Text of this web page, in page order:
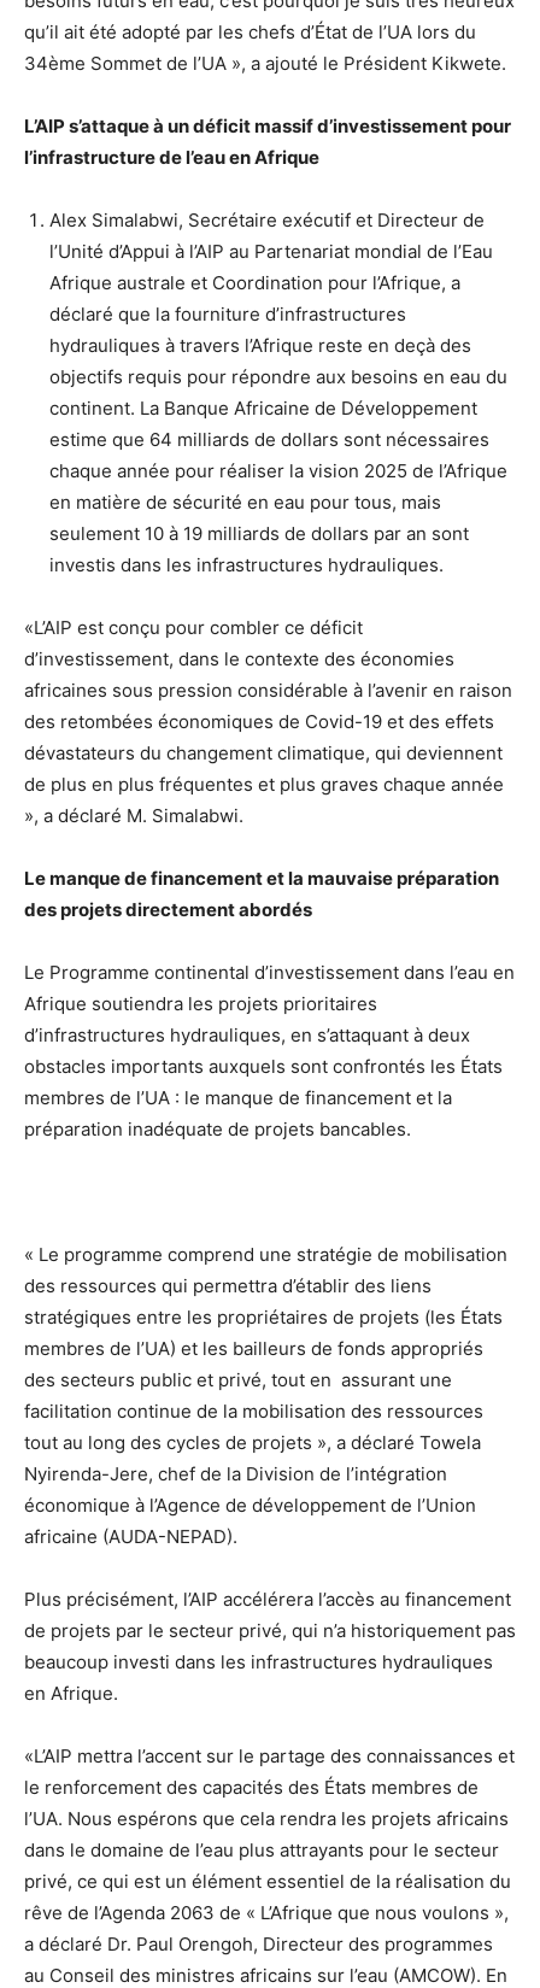
qu’il ait été adopté par les chefs d’État de l’UA lors du
34ème Sommet de l’UA », a ajouté le Président Kikwete.
L’AIP s’attaque à un déficit massif d’investissement pour
l’infrastructure de l’eau en Afrique
Alex Simalabwi, Secrétaire exécutif et Directeur de
l’Unité d’Appui à l’AIP au Partenariat mondial de l’Eau
Afrique australe et Coordination pour l’Afrique, a
déclaré que la fourniture d’infrastructures
hydrauliques à travers l’Afrique reste en deçà des
objectifs requis pour répondre aux besoins en eau du
continent. La Banque Africaine de Développement
estime que 64 milliards de dollars sont nécessaires
chaque année pour réaliser la vision 2025 de l’Afrique
en matière de sécurité en eau pour tous, mais
seulement 10 à 19 milliards de dollars par an sont
investis dans les infrastructures hydrauliques.
«L’AIP est conçu pour combler ce déficit
d’investissement, dans le contexte des économies
africaines sous pression considérable à l’avenir en raison
des retombées économiques de Covid-19 et des effets
dévastateurs du changement climatique, qui deviennent
de plus en plus fréquentes et plus graves chaque année
», a déclaré M. Simalabwi.
Le manque de financement et la mauvaise préparation
des projets directement abordés
Le Programme continental d’investissement dans l’eau en
Afrique soutiendra les projets prioritaires
d’infrastructures hydrauliques, en s’attaquant à deux
obstacles importants auxquels sont confrontés les États
membres de l’UA : le manque de financement et la
préparation inadéquate de projets bancables.
« Le programme comprend une stratégie de mobilisation
des ressources qui permettra d’établir des liens
stratégiques entre les propriétaires de projets (les États
membres de l’UA) et les bailleurs de fonds appropriés
des secteurs public et privé, tout en assurant une
facilitation continue de la mobilisation des ressources
tout au long des cycles de projets », a déclaré Towela
Nyirenda-Jere, chef de la Division de l’intégration
économique à l’Agence de développement de l’Union
africaine (AUDA-NEPAD).
Plus précisément, l’AIP accélérera l’accès au financement
de projets par le secteur privé, qui n’a historiquement pas
beaucoup investi dans les infrastructures hydrauliques
en Afrique.
«L’AIP mettra l’accent sur le partage des connaissances et
le renforcement des capacités des États membres de
l’UA. Nous espérons que cela rendra les projets africains
dans le domaine de l’eau plus attrayants pour le secteur
privé, ce qui est un élément essentiel de la réalisation du
rêve de l’Agenda 2063 de « L’Afrique que nous voulons »,
a déclaré Dr. Paul Orengoh, Directeur des programmes
au Conseil des ministres africains sur l’eau (AMCOW). En